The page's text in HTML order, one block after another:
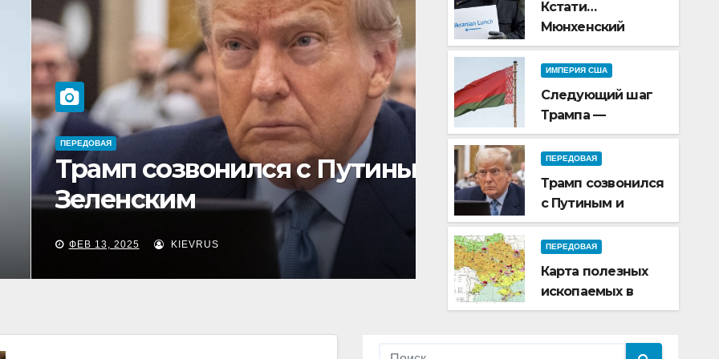
созвонился с Путиным и
KIEVRUS
Карта полезных
Украине
ФЕВ 5, 2025 KIEVRUS
Кстати…
Мюнхенский
приговор Трампа
ИМПЕРИЯ США
Следующий шаг
Трампа —
Беларусь
ПЕРЕДОВАЯ
Трамп созвонился
с Путиным и
Зеленским
ПЕРЕДОВАЯ
Карта полезных
ископаемых в
Украине